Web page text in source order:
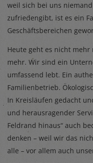
weil sich bei uns
zufriedengibt, ist es ein
Geschäftsbereichen
Heute geht es nicht mehr
mehr. Wir sind ein
umfassend lebt. Ein
Familienbetrieb.
In Kreisläufen gedacht
und herausragender
Feldrand hinaus“ auch
denken – weil wir das
alle – vor allem auch